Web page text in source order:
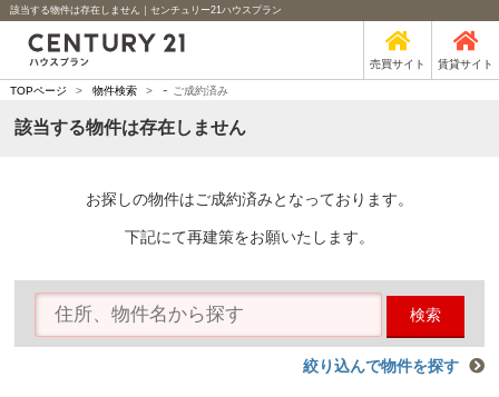
該当する物件は存在しません｜センチュリー21ハウスプラン
売買サイト 賃貸サイト
TOPページ > 物件検索 > - ご成約済み
該当する物件は存在しません
お探しの物件はご成約済みとなっております。
下記にて再建策をお願いたします。
検索
絞り込んで物件を探す